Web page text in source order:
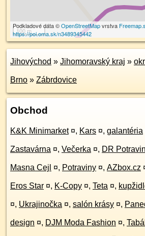
100 m
Podkladové dáta ©OpenStreetMapvrstva
https://poi.oma.sk/n3489345442
Jihovýchod » Jihomoravský kraj »
Brno » Zábrdovice
Obchod
K&K Minimarket ¤, Kars ¤, galantéria
Zastavárna ¤, Večerka ¤, DR
Masna Cejl ¤, Potraviny ¤, AZbox.cz
Eros Star ¤, K-Copy ¤, Teta ¤,
¤, Ukrajinočka ¤, salón krásy ¤,
design ¤, DJM Moda Fashion ¤,